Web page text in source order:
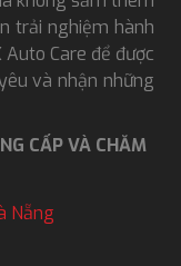
trải nghiệm hành
Care để được
và nhận những
CẤP VÀ CHĂM
Nẵng